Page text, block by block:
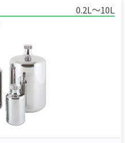
0.2L～10L